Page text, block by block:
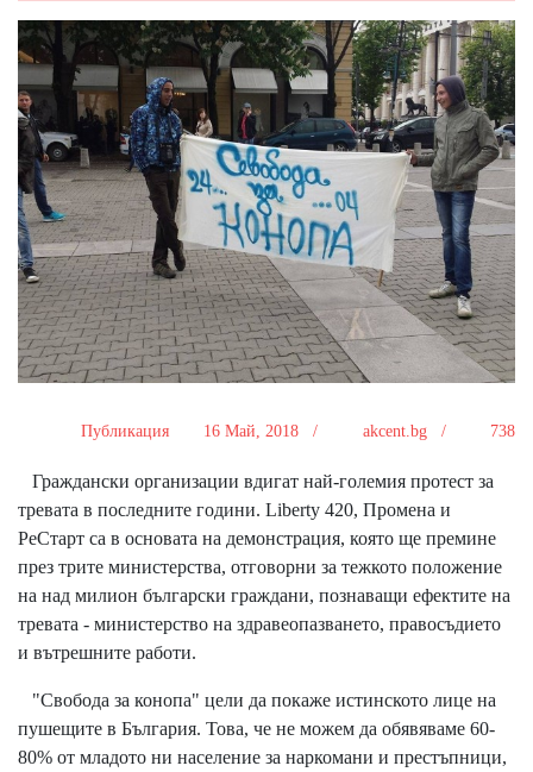
Публикация 16 Май, 2018 / akcent.bg / 738
Граждански организации вдигат най-големия протест за
тревата в последните години. Liberty 420, Промена и
РеСтарт са в основата на демонстрация, която ще премине
през трите министерства, отговорни за тежкото положение
на над милион български граждани, познаващи ефектите на
тревата - министерство на здравеопазването, правосъдието
и вътрешните работи.
"Свобода за конопа" цели да покаже истинското лице на
пушещите в България. Това, че не можем да обявяваме 60-
80% от младото ни население за наркомани и престъпници,